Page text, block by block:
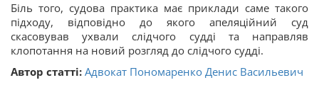
Біль того, судова практика має приклади саме такого
підходу, відповідно до якого апеляційний суд
скасовував ухвали слідчого судді та направляв
клопотання на новий розгляд до слідчого судді.
Автор статті: Адвокат Пономаренко Денис Васильевич